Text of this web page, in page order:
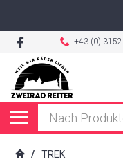
+43 (0)
/
TREK